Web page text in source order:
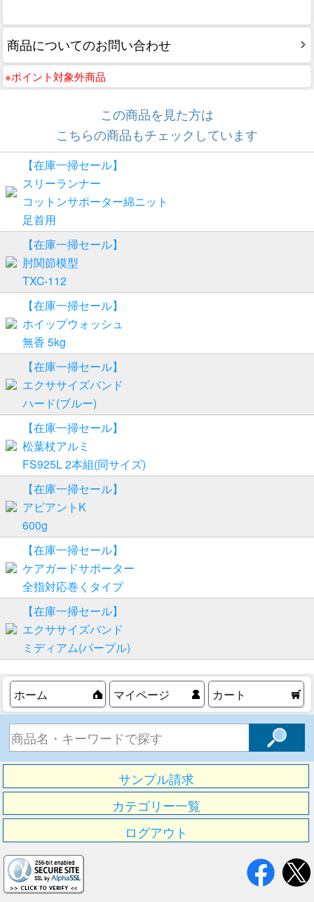
商品についてのお問い合わせ
※ポイント対象外商品
この商品を見た方は
こちらの商品もチェックしています
【在庫一掃セール】
スリーランナー
コットンサポーター綿ニット
足首用
【在庫一掃セール】
肘関節模型
TXC-112
【在庫一掃セール】
ホイップウォッシュ
無香 5kg
【在庫一掃セール】
エクササイズバンド
ハード(ブルー)
【在庫一掃セール】
松葉杖アルミ
FS925L 2本組(同サイズ)
【在庫一掃セール】
アビアントK
600g
【在庫一掃セール】
ケアガードサポーター
全指対応巻くタイプ
【在庫一掃セール】
エクササイズバンド
ミディアム(パープル)
ホーム マイページ カート
サンプル請求
カテゴリー一覧
ログアウト